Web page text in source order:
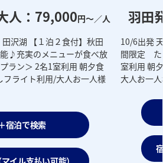
人：79,000円～／人
沢湖 【１泊２食付】秋田
♪充実のメニューが食べ放
ラン＞ 2名1室利用 朝夕食
フライト利用/大人お一人様
宿泊で検索
羽田
10/6出発
間限定 た
室利用 朝
大人お一